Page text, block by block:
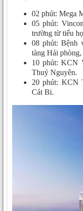
02 phút: Mega
05 phút:
trường từ tiểu
08 phút: Bệnh
tàng Hải
10 phút: KCN
Thuỷ Nguyên.
20 phút: KCN
Cát Bi.